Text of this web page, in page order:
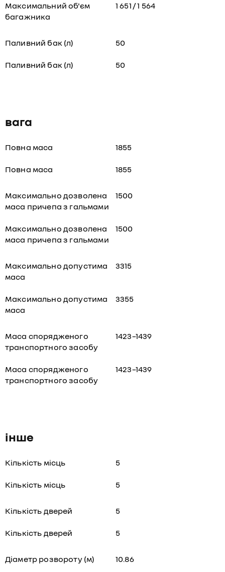
Максимальний об'єм
багажника
1 651 / 1 564
Паливний бак (л) 50
Паливний бак (л) 50
вага
Повна маса 1855
Повна маса 1855
Максимально дозволена
маса причепа з гальмами
1500
Максимально дозволена
маса причепа з гальмами
1500
Максимально допустима
маса
3315
Максимально допустима
маса
3355
Маса спорядженого
транспортного засобу
1423–1439
Маса спорядженого
транспортного засобу
1423–1439
інше
Кількість місць 5
Кількість місць 5
Кількість дверей 5
Кількість дверей 5
Діаметр розвороту (м) 10.86